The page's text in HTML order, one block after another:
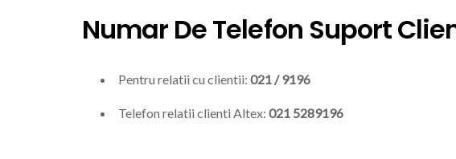
Numar De Telefon Suport
Pentru relatii cu clientii: 021 / 9196
Telefon relatii clienti Altex: 021 5289196